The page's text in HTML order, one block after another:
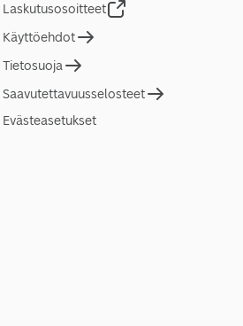
Laskutusosoitteet
Käyttöehdot
Tietosuoja
Saavutettavuusselosteet
Evästeasetukset